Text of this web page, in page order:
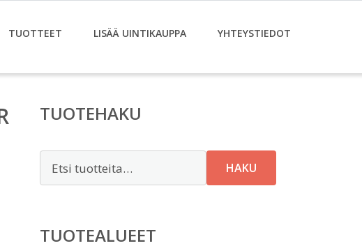
TUOTTEET LISÄÄ UINTIKAUPPA YHTEYSTIEDOT
TUOTEHAKU
HAKU
TUOTEALUEET